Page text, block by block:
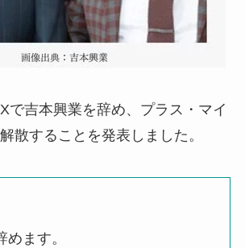
で吉本興業を辞め、プラス・マイ
散することを発表しました。
ます。